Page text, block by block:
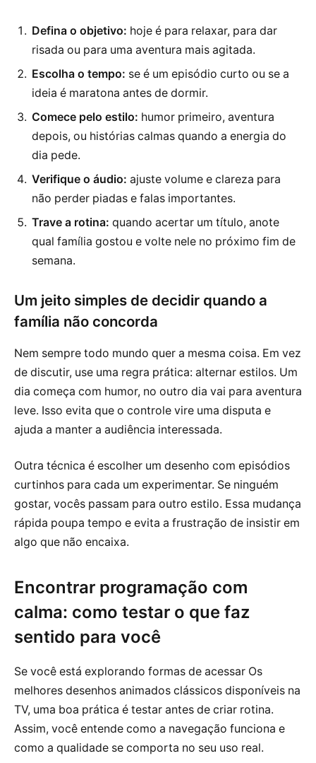
Defina o objetivo: hoje é para relaxar, para dar
risada ou para uma aventura mais agitada.
Escolha o tempo: se é um episódio curto ou se a
ideia é maratona antes de dormir.
Comece pelo estilo: humor primeiro, aventura
depois, ou histórias calmas quando a energia do
dia pede.
Verifique o áudio: ajuste volume e clareza para
não perder piadas e falas importantes.
Trave a rotina: quando acertar um título, anote
qual família gostou e volte nele no próximo fim de
semana.
Um jeito simples de decidir quando a
família não concorda
Nem sempre todo mundo quer a mesma coisa. Em vez
de discutir, use uma regra prática: alternar estilos. Um
dia começa com humor, no outro dia vai para aventura
leve. Isso evita que o controle vire uma disputa e
ajuda a manter a audiência interessada.
Outra técnica é escolher um desenho com episódios
curtinhos para cada um experimentar. Se ninguém
gostar, vocês passam para outro estilo. Essa mudança
rápida poupa tempo e evita a frustração de insistir em
algo que não encaixa.
Encontrar programação com
calma: como testar o que faz
sentido para você
Se você está explorando formas de acessar Os
melhores desenhos animados clássicos disponíveis na
TV, uma boa prática é testar antes de criar rotina.
Assim, você entende como a navegação funciona e
como a qualidade se comporta no seu uso real.